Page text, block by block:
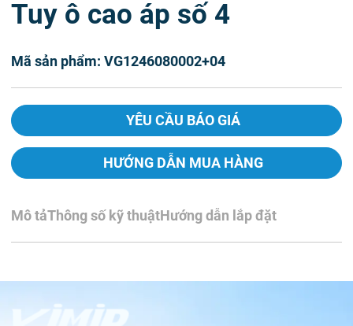
Tuy ô cao áp số 4
Mã sản phẩm: VG1246080002+04
YÊU CẦU BÁO GIÁ
HƯỚNG DẪN MUA HÀNG
Mô tảThông số kỹ thuậtHướng dẫn lắp đặt